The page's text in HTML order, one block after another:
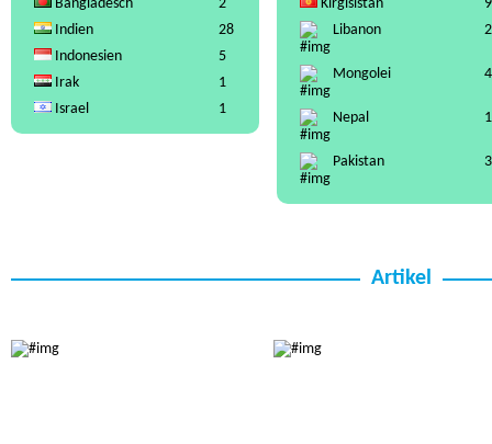
Bangladesch
2
Indien
28
Indonesien
5
Irak
1
Israel
1
Kirgisistan
9
Libanon
2
Mongolei 4
Nepal 1
Pakistan 3
Artikel